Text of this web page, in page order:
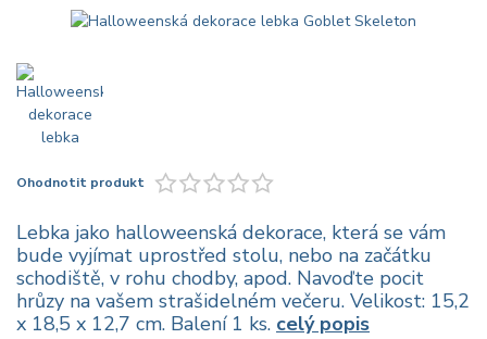
Ohodnotit produkt
Lebka jako halloweenská dekorace, která se vám
bude vyjímat uprostřed stolu, nebo na začátku
schodiště, v rohu chodby, apod. Navoďte pocit
hrůzy na vašem strašidelném večeru. Velikost: 15,2
x 18,5 x 12,7 cm. Balení 1 ks. celý popis